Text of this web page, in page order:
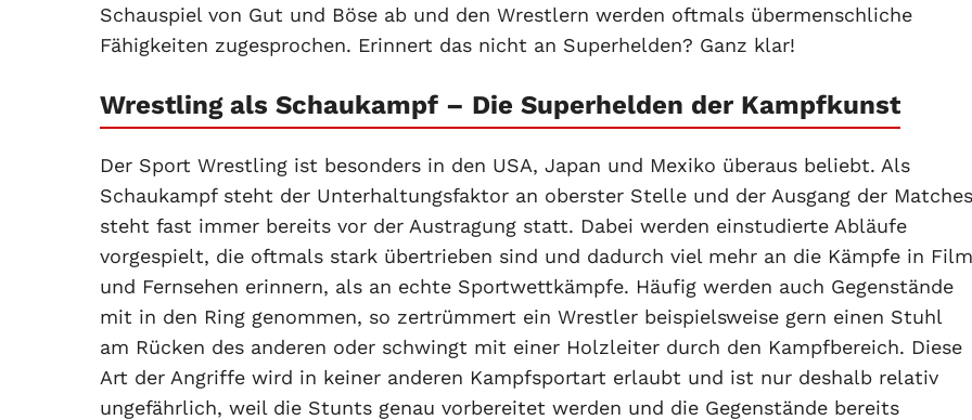
Schauspiel von Gut und Böse ab und den Wrestlern werden oftmals übermenschliche
Fähigkeiten zugesprochen. Erinnert das nicht an Superhelden? Ganz klar!
Wrestling als Schaukampf – Die Superhelden der Kampfkunst
Der Sport Wrestling ist besonders in den USA, Japan und Mexiko überaus beliebt. Als
Schaukampf steht der Unterhaltungsfaktor an oberster Stelle und der Ausgang der Matches
steht fast immer bereits vor der Austragung statt. Dabei werden einstudierte Abläufe
vorgespielt, die oftmals stark übertrieben sind und dadurch viel mehr an die Kämpfe in Film
und Fernsehen erinnern, als an echte Sportwettkämpfe. Häufig werden auch Gegenstände
mit in den Ring genommen, so zertrümmert ein Wrestler beispielsweise gern einen Stuhl
am Rücken des anderen oder schwingt mit einer Holzleiter durch den Kampfbereich. Diese
Art der Angriffe wird in keiner anderen Kampfsportart erlaubt und ist nur deshalb relativ
ungefährlich, weil die Stunts genau vorbereitet werden und die Gegenstände bereits